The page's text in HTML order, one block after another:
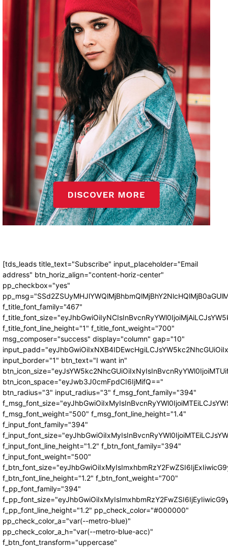
[tds_leads title_text="Subscribe" input_placeholder="Email
address" btn_horiz_align="content-horiz-center"
pp_checkbox="yes"
f_title_font_family="467"
f_title_font_line_height="1" f_title_font_weight="700"
msg_composer="success" display="column" gap="10"
input_border="1" btn_text="I want in"
btn_icon_space="eyJwb3J0cmFpdCI6IjMifQ=="
btn_radius="3" input_radius="3" f_msg_font_family="394"
f_msg_font_weight="500" f_msg_font_line_height="1.4"
f_input_font_family="394"
f_input_font_line_height="1.2" f_btn_font_family="394"
f_input_font_weight="500"
f_btn_font_line_height="1.2" f_btn_font_weight="700"
f_pp_font_family="394"
f_pp_font_line_height="1.2" pp_check_color="#000000"
pp_check_color_a="var(--metro-blue)"
pp_check_color_a_h="var(--metro-blue-acc)"
f_btn_font_transform="uppercase"